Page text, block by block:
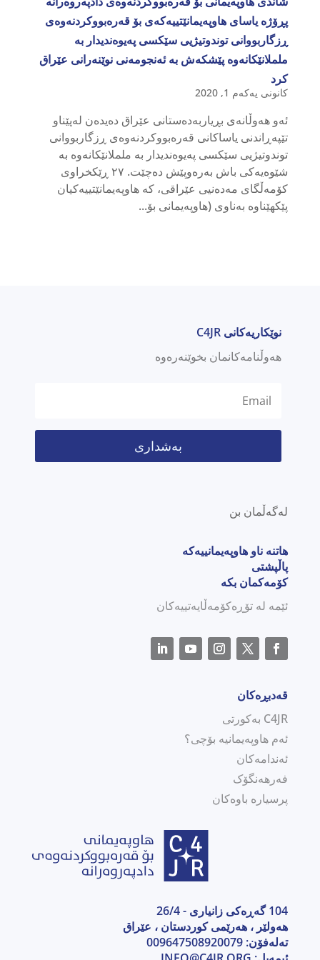
پڕۆژە یاسای هاوپەیمانێتییەکەی بۆ قەرەبووکردنەوەی
ڕزگاربووانی توندوتیژیی سێکسی پەیوەندیدار بە
ململانێکانەوە پێشکەش بە ئەنجومەنی نوێنەرانی عێراق
کرد
کانونی یەکەم 1, 2020
ئەو هەوڵانەی بڕیاربەدەستانی عێراق دەیدەن لەپێناو
تێپەڕاندنی یاساکانی قەرەبووکردنەوەی ڕزگاربووانی
توندوتیژیی سێکسی پەیوەندیدار بە ململانێکانەوە بە
شێوەیەکی باش بەرەوپێش دەچێت. ٢٧ ڕێکخراوی
کۆمەڵگای مەدەنیی عێراقی، کە هاوپەیمانێتییەکیان
پێکهێناوە بەناوی (هاوپەیمانی بۆ...
نوێکاریەکانی C4JR
هەوڵنامەکانمان بخوێنەرەوە
بەشداری
لەگەڵمان بن
هاتنە ناو هاوپەیمانییەکە
پاڵپشتی
کۆمەکمان بکە
ئێمە لە تۆڕەکۆمەڵایەتییەکان
قەدبڕەکان
C4JR بەکورتی
ئەم هاوپەیمانیە بۆچی؟
ئەندامەکان
فەرهەنگۆک
پرسیارە باوەکان
104 گەڕەکی زانیاری - 26/4
هەولێر ، هەرێمی كوردستان ، عێراق
تەلەفۆن: 009647508920079